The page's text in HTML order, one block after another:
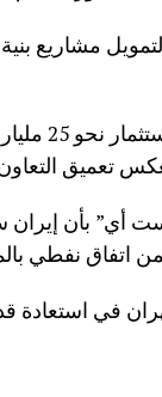
مشاريع
وأضافت أن
أي” بأن
في استعادة